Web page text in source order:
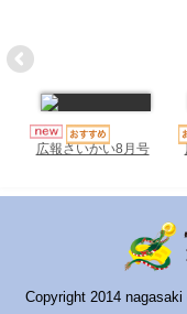
広報さいかい8月号
Copyright 2014
みなみしまばら
はさみebooks
さいかいイーブッ